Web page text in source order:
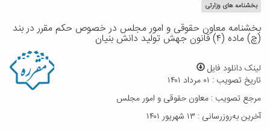
بخشنامه های وزارتی
بخشنامه معاون حقوقی و امور مجلس در خصوص حکم مقرر در بند
(چ) ماده (۴) قانون جهش تولید دانش بنیان
لینک دانلود فایل
تاریخ تصویب : ۰۱ مرداد ۱۴۰۱
مرجع تصویب : معاون حقوقی و امور مجلس
آخرین به‌روزرسانی : ۱۳ شهریور ۱۴۰۱